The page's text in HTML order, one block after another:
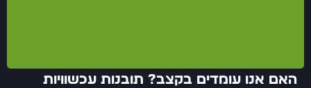
האם אנו עומדים בקצב? תובנות עכשוויות